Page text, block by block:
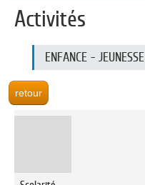
Activités
catégories
d'activité
ENFANCE - JEUNESSE